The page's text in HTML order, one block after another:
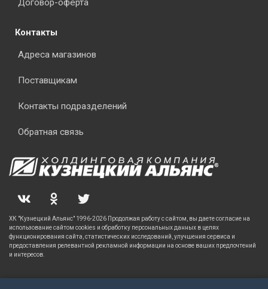
Договор-оферта
Контакты
Адреса магазинов
Поставщикам
Контакты подразделений
Обратная связь
ХК "Кузнецкий Альянс" 1996-2026 Продолжая работу с сайтом, вы даете согласие на
использование сайтом cookies и обработку персональных данных в целях
функционирования сайта, статистических исследований, улучшения сервиса и
предоставления релевантной рекламной информации на основе ваших предпочтений
и интересов.